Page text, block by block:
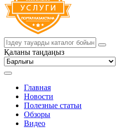
Қаланы таңдаңыз
Главная
Новости
Полезные статьи
Обзоры
Видео